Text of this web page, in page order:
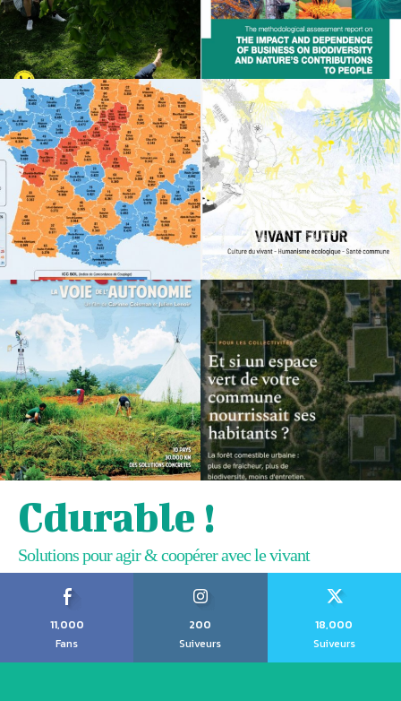
Cdurable !
Solutions pour agir & coopérer avec le vivant
11,000
Fans
200
Suiveurs
18,000
Suiveurs